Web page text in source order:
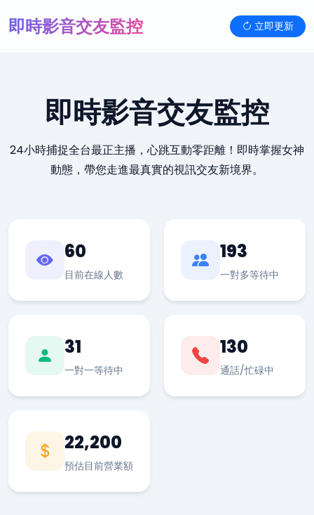
即時影音交友監控 立即更新
即時影音交友監控
24小時捕捉全台最正主播，心跳互動零距離！即時掌握女神
動態，帶您走進最真實的視訊交友新境界。
60
目前在線人數
193
一對多等待中
31
一對一等待中
130
通話/忙碌中
22,200
預估目前營業額